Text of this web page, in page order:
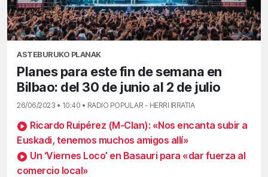
ASTEBURUKO PLANAK
Planes para este fin de semana en
Bilbao: del 30 de junio al 2 de julio
26/06/2023 • 10:40 • RADIO POPULAR - HERRI IRRATIA
Ricardo Ruipérez (M-Clan): «Nos encanta subir a
Euskadi, tenemos muchos amigos allí»
Un ‘Viernes Loco’ en Basauri para «dar fuerza al
comercio local»